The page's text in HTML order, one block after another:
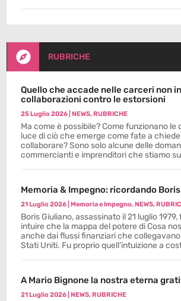
 RUBRICHE
Quello che accade nelle carceri non
collaborazioni contro le estorsioni
25 Luglio 2026 |NEWS,RUBRICHE
Ma come è possibile? Come funzionano le
luce di ciò che emerge come fate a
collaborare? Sono solo alcune delle
commercianti e imprenditori che stiamo
Memoria & Impegno: ricordando
21 Luglio 2026 |Memoria e Impegno,NEWS,
Boris Giuliano, assassinato il 21 luglio 1979,
intuire che la mappa del potere di Cosa
anche dai flussi finanziari che
Stati Uniti. Fu proprio quell’intuizione a
A Mario Bignone la nostra eterna
21 Luglio 2026 |NEWS,RUBRICHE